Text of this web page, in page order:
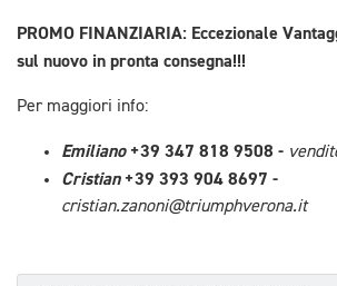
PROMO FINANZIARIA: Eccezionale
sul nuovo in pronta consegna!!!
Per maggiori info:
Emiliano+39 347 818 9508 -
Cristian+39 393 904 8697 -
cristian.zanoni@triumphverona.it